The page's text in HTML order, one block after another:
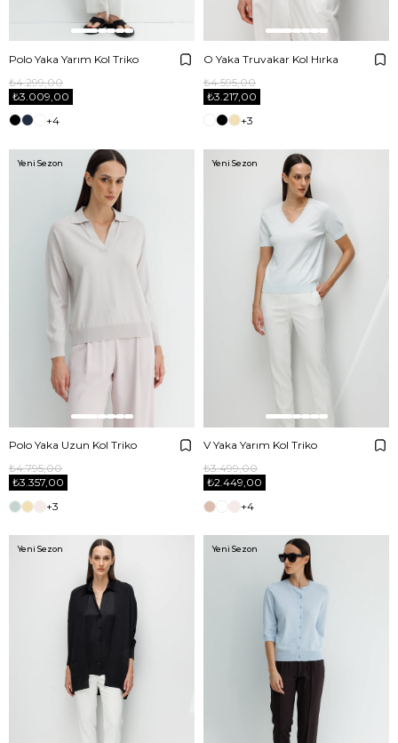
Polo Yaka Yarım Kol Triko
₺3.009,00
₺4.299,00
+4
O Yaka Truvakar Kol Hırka
₺3.217,00
₺4.595,00
+3
Polo Yaka Uzun Kol Triko
₺3.357,00
₺4.795,00
+3
Yeni Sezon
V Yaka Yarım Kol Triko
₺2.449,00
₺3.499,00
+4
Yeni Sezon
Yeni Sezon Yeni Sezon